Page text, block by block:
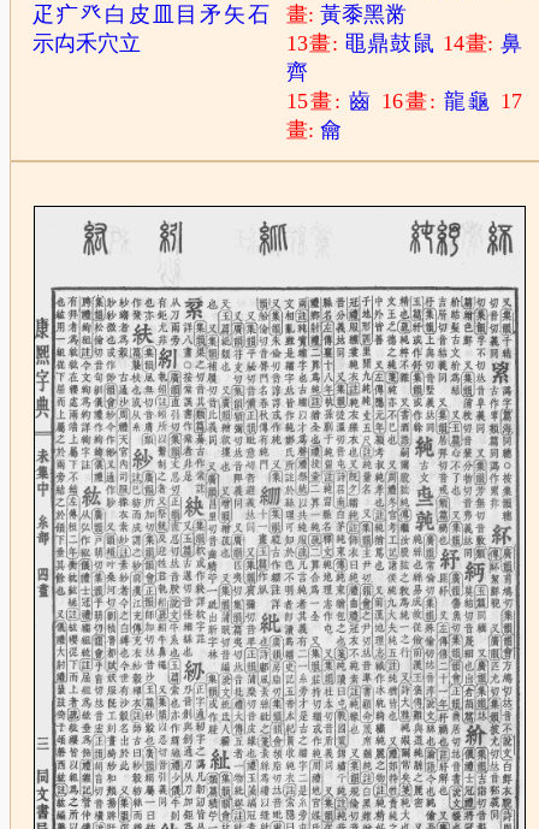
疋 疒癶 白 皮 目矛 矢石
示禸禾穴立
畫:黃黍黑黹
13畫: 黽鼎鼓鼠 14畫:鼻
齊
15畫:齒 16畫:龍龜 17
畫:龠